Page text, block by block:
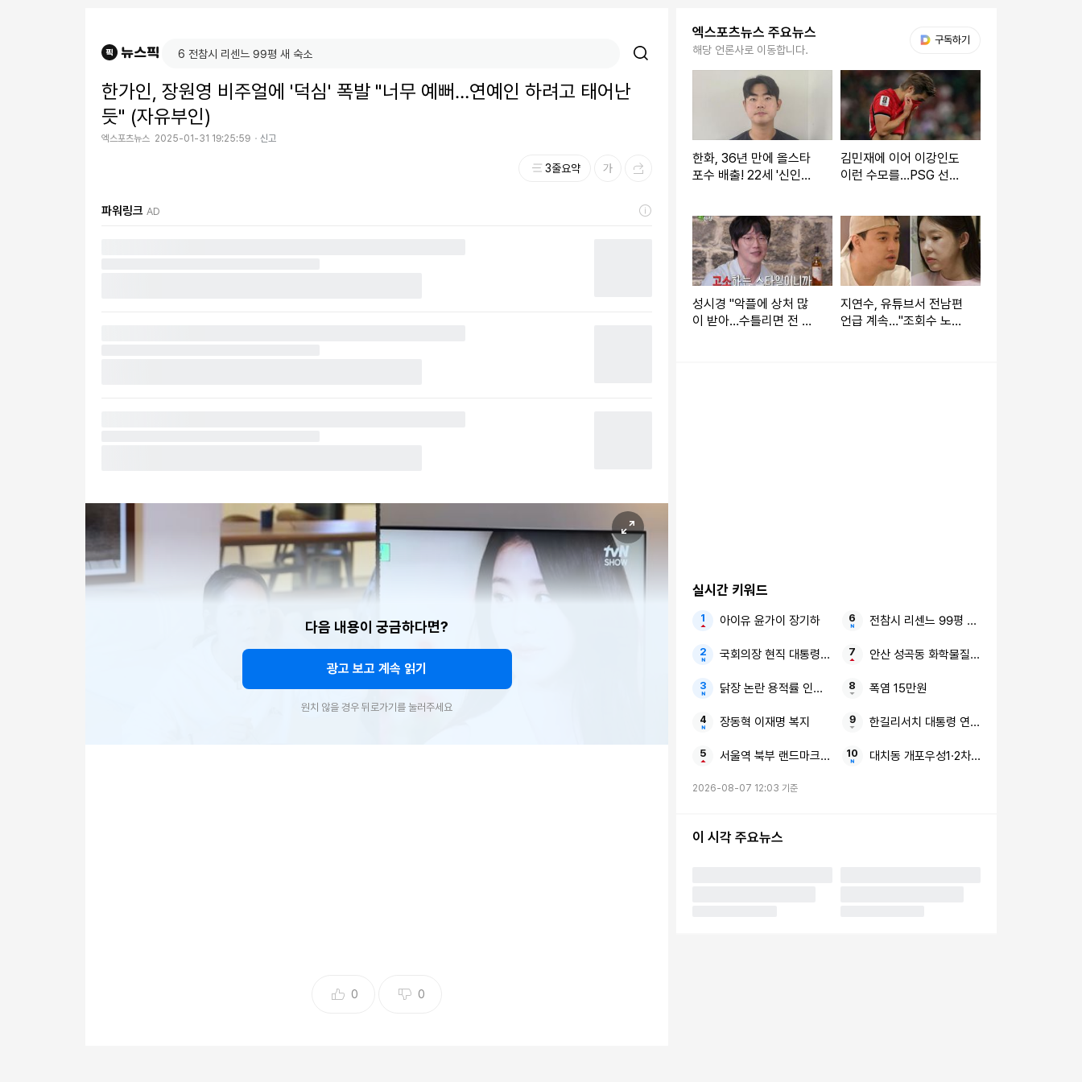
한가인, 장원영 비주얼에 '덕심' 폭발 "너무 예뻐…연예인 하려고 태어난
듯" (자유부인)
엑스포츠뉴스 2025-01-31 19:25:59 신고
3줄요약
파워링크 AD
다음 내용이 궁금하다면?
광고 보고 계속 읽기
원치 않을 경우 뒤로가기를 눌러주세요
0 0
엑스포츠뉴스 주요뉴스
해당 언론사로 이동합니다.
구독하기
한화, 36년 만에 올스타
포수 배출! 22세 '신인왕
있을지…"
김민재에 이어 이강인도
이런 수모를…PSG 선수
성시경 "악플에 상처 많
이 받아…수틀리면 전 재
지연수, 유튜브서 전남편
언급 계속…"조회수 노리
실시간 키워드
아이유 윤가이 장기하
국회의장 현직 대통령 연임 정치권 논란
닭장 논란 용적률 인센 효창공원앞역 정비사업
장동혁 이재명 복지
서울역 북부 랜드마크 주거지 서계동 역세권 개발
전참시 리센느 99평 새 숙소
안산 성곡동 화학물질 취급 공장 연기
폭염 15만원
한길리서치 대통령 연임제 보충수사권
대치동 개포우성1·2차 아파트 재건축 윤곽
2026-08-07 12:03 기준
이 시각 주요뉴스